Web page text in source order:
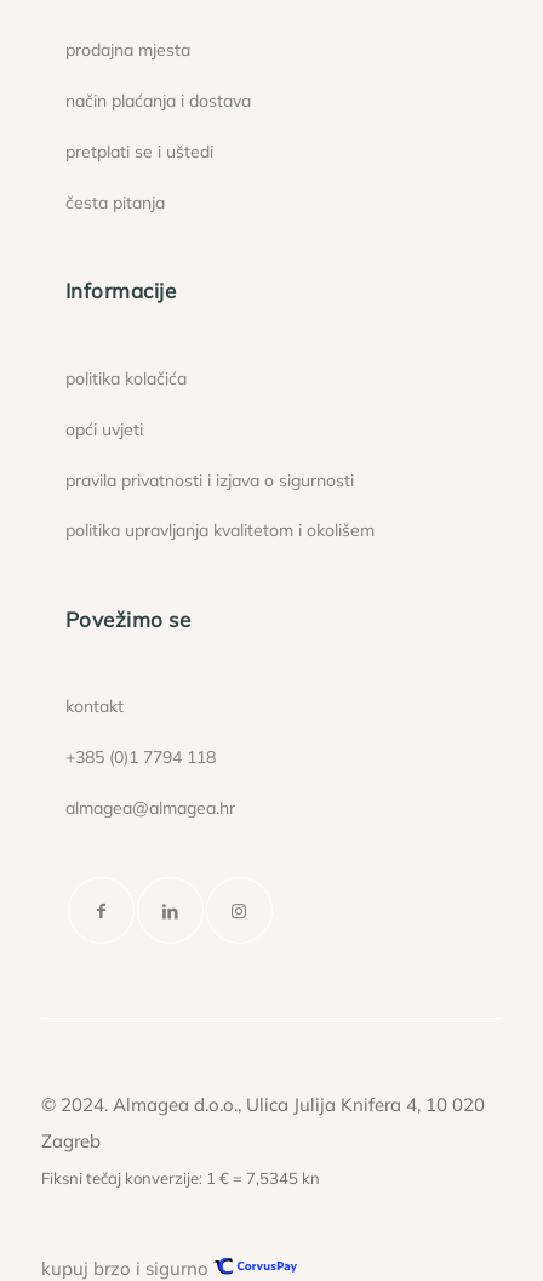
prodajna mjesta
način plaćanja i dostava
pretplati se i uštedi
česta pitanja
Informacije
politika kolačića
opći uvjeti
pravila privatnosti i izjava o sigurnosti
politika upravljanja kvalitetom i okolišem
Povežimo se
kontakt
+385 (0)1 7794 118
almagea@almagea.hr
© 2024. Almagea d.o.o., Ulica Julija Knifera 4, 10 020
Zagreb
Fiksni tečaj konverzije: 1 € = 7,5345 kn
kupuj brzo i sigurno